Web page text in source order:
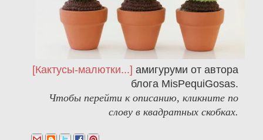
[Кактусы-малютки...] амигуруми от автора
блога MisPequiGosas.
Чтобы перейти к описанию, кликните по
слову в квадратных скобках.